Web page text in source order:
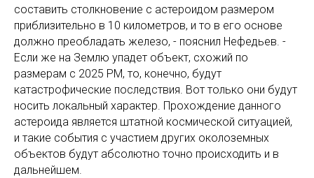
составить столкновение с астероидом размером
приблизительно в 10 километров, и то в его основе
должно преобладать железо, - пояснил Нефедьев. -
Если же на Землю упадет объект, схожий по
размерам с 2025 PM, то, конечно, будут
катастрофические последствия. Вот только они будут
носить локальный характер. Прохождение данного
астероида является штатной космической ситуацией,
и такие события с участием других околоземных
объектов будут абсолютно точно происходить и в
дальнейшем.